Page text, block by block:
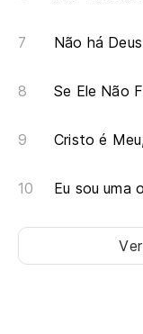
Não há
Se Ele Não
Cristo é
Eu sou uma